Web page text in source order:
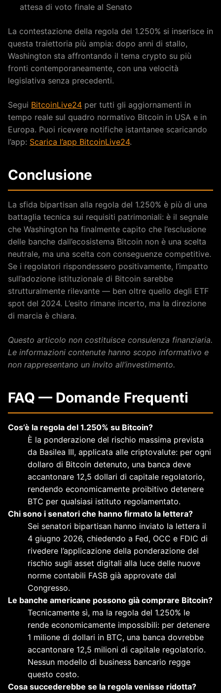
attesa di voto finale al Senato
La contestazione della regola del 1.250% si inserisce in
questa traiettoria più ampia: dopo anni di stallo,
Washington sta affrontando il tema crypto su più
fronti contemporaneamente, con una velocità
legislativa senza precedenti.
Segui BitcoinLive24 per tutti gli aggiornamenti in
tempo reale sul quadro normativo Bitcoin in USA e in
Europa. Puoi ricevere notifiche istantanee scaricando
l’app: Scarica l’app BitcoinLive24.
Conclusione
La sfida bipartisan alla regola del 1.250% è più di una
battaglia tecnica sui requisiti patrimoniali: è il segnale
che Washington ha finalmente capito che l’esclusione
delle banche dall’ecosistema Bitcoin non è una scelta
neutrale, ma una scelta con conseguenze competitive.
Se i regolatori rispondessero positivamente, l’impatto
sull’adozione istituzionale di Bitcoin sarebbe
strutturalmente rilevante — ben oltre quello degli ETF
spot del 2024. L’esito rimane incerto, ma la direzione
di marcia è chiara.
Questo articolo non costituisce consulenza finanziaria.
Le informazioni contenute hanno scopo informativo e
non rappresentano un invito all’investimento.
FAQ — Domande Frequenti
Cos’è la regola del 1.250% su Bitcoin?
È la ponderazione del rischio massima prevista
da Basilea III, applicata alle criptovalute: per ogni
dollaro di Bitcoin detenuto, una banca deve
accantonare 12,5 dollari di capitale regolatorio,
rendendo economicamente proibitivo detenere
BTC per qualsiasi istituto regolamentato.
Chi sono i senatori che hanno firmato la lettera?
Sei senatori bipartisan hanno inviato la lettera il
4 giugno 2026, chiedendo a Fed, OCC e FDIC di
rivedere l’applicazione della ponderazione del
rischio sugli asset digitali alla luce delle nuove
norme contabili FASB già approvate dal
Congresso.
Le banche americane possono già comprare Bitcoin?
Tecnicamente sì, ma la regola del 1.250% le
rende economicamente impossibili: per detenere
1 milione di dollari in BTC, una banca dovrebbe
accantonare 12,5 milioni di capitale regolatorio.
Nessun modello di business bancario regge
questo costo.
Cosa succederebbe se la regola venisse ridotta?